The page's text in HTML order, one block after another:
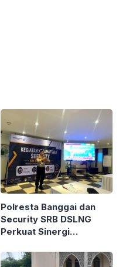
Polresta Banggai dan
Security SRB DSLNG
Perkuat Sinergi
Nasional